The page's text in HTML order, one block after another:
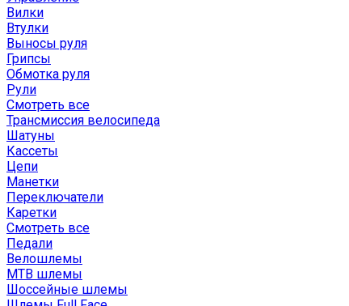
Вилки
Втулки
Выносы руля
Грипсы
Обмотка руля
Рули
Смотреть все
Трансмиссия велосипеда
Шатуны
Кассеты
Цепи
Манетки
Переключатели
Каретки
Смотреть все
Педали
Велошлемы
MTB шлемы
Шоссейные шлемы